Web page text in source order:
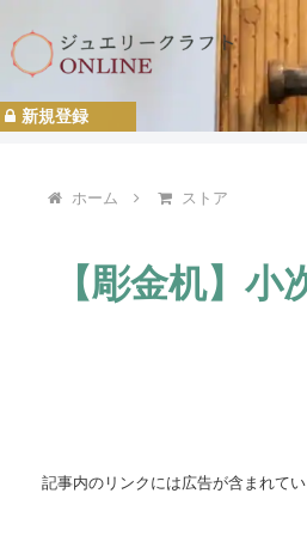
ホーム ストア
【彫金机】
記事内のリンクには広告が含まれて
新規登録